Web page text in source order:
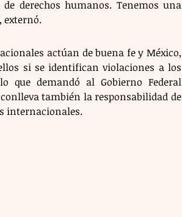
derechos humanos. Tenemos una
externó.
actúan de buena fe y México,
si se identifican violaciones a los
que demandó al Gobierno Federal
también la responsabilidad de
internacionales.